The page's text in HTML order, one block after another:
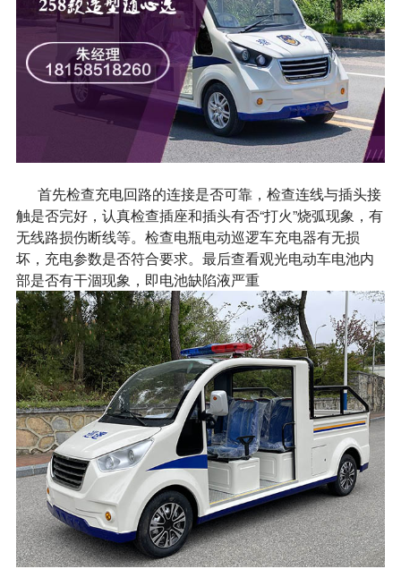
首先检查充电回路的连接是否可靠，检查连线与插头接
触是否完好，认真检查插座和插头有否“打火”烧弧现象，有
无线路损伤断线等。检查电瓶电动巡逻车充电器有无损
坏，充电参数是否符合要求。最后查看观光电动车电池内
部是否有干涸现象，即电池缺陷液严重